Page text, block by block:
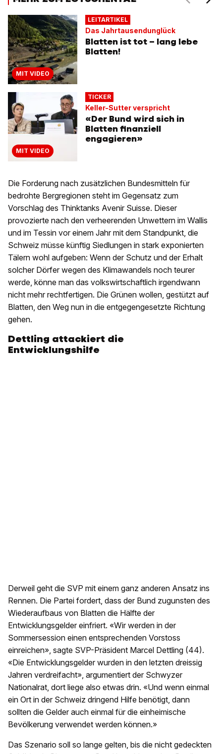
MIT VIDEO
LEITARTIKEL
Das Jahrtausendunglück
Blatten ist tot – lang lebe
Blatten!
MIT VIDEO
TICKER
Keller-Sutter verspricht
«Der Bund wird sich in
Blatten finanziell
engagieren»
Die Forderung nach zusätzlichen Bundesmitteln für
bedrohte Bergregionen steht im Gegensatz zum
Vorschlag des Thinktanks Avenir Suisse. Dieser
provozierte nach den verheerenden Unwettern im Wallis
und im Tessin vor einem Jahr mit dem Standpunkt, die
Schweiz müsse künftig Siedlungen in stark exponierten
Tälern wohl aufgeben: Wenn der Schutz und der Erhalt
solcher Dörfer wegen des Klimawandels noch teurer
werde, könne man das volkswirtschaftlich irgendwann
nicht mehr rechtfertigen. Die Grünen wollen, gestützt auf
Blatten, den Weg nun in die entgegengesetzte Richtung
gehen.
Dettling attackiert die
Entwicklungshilfe
Derweil geht die SVP mit einem ganz anderen Ansatz ins
Rennen. Die Partei fordert, dass der Bund zugunsten des
Wiederaufbaus von Blatten die Hälfte der
Entwicklungsgelder einfriert. «Wir werden in der
Sommersession einen entsprechenden Vorstoss
einreichen», sagte SVP-Präsident Marcel Dettling (44).
«Die Entwicklungsgelder wurden in den letzten dreissig
Jahren verdreifacht», argumentiert der Schwyzer
Nationalrat, dort liege also etwas drin. «Und wenn einmal
ein Ort in der Schweiz dringend Hilfe benötigt, dann
sollten die Gelder auch einmal für die einheimische
Bevölkerung verwendet werden können.»
Das Szenario soll so lange gelten, bis die nicht gedeckten